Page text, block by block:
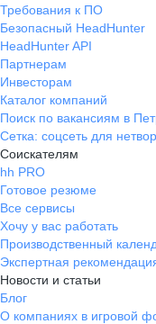
Требования к ПО
Безопасный HeadHunter
HeadHunter API
Партнерам
Инвесторам
Каталог компаний
Поиск по вакансиям в
Сетка: соцсеть для
Соискателям
hh PRO
Готовое резюме
Все сервисы
Хочу у вас работать
Производственный
Экспертная
Новости и статьи
Блог
О компаниях в игровой